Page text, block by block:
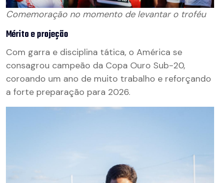
Comemoração no momento de levantar o troféu
Mérito e projeção
Com garra e disciplina tática, o América se
consagrou campeão da Copa Ouro Sub-20,
coroando um ano de muito trabalho e reforçando
a forte preparação para 2026.